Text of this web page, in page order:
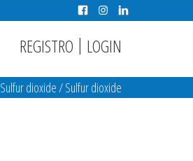
REGISTRO | LOGIN
Sulfur dioxide/Sulfur dioxide